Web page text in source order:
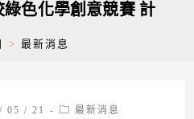
色化學創意競賽 計
> 最新消息
05 / 21
Post最新消息